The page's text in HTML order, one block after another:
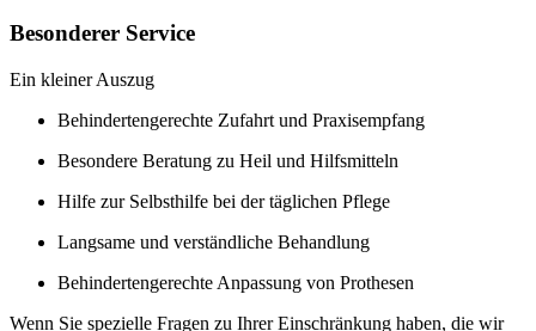
Besonderer Service
Ein kleiner Auszug
Behindertengerechte Zufahrt und Praxisempfang
Besondere Beratung zu Heil und Hilfsmitteln
Hilfe zur Selbsthilfe bei der täglichen Pflege
Langsame und verständliche Behandlung
Behindertengerechte Anpassung von Prothesen
Wenn Sie spezielle Fragen zu Ihrer Einschränkung haben, die wir